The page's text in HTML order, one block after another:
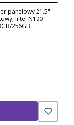
panelowy 21.5"
Intel N100
256GB